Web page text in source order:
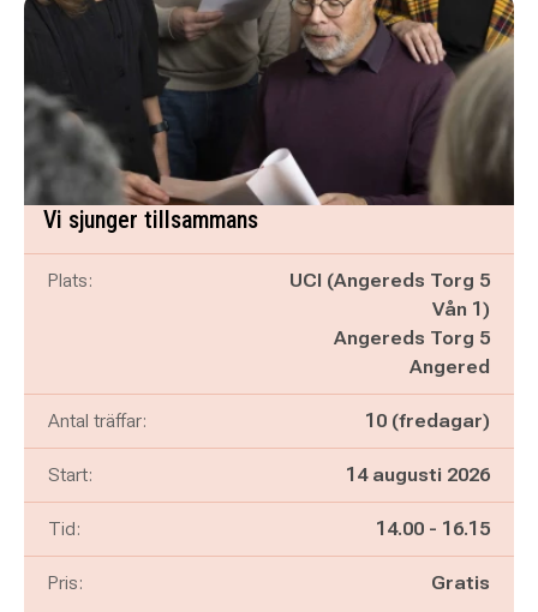
Vi sjunger tillsammans
Plats:
UCI (Angereds Torg 5
Vån 1)
Angereds Torg 5
Angered
Antal träffar: 10 (fredagar)
Start: 14 augusti 2026
Tid: Pågår mellan
14.00 - och
16.15
Pris: Gratis